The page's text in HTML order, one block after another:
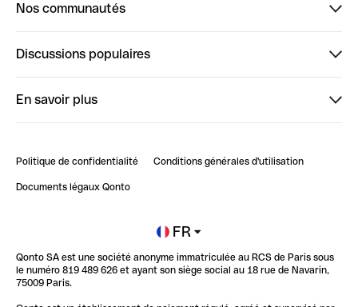
Nos communautés
ClubQonto
Discussions populaires
Impact de l'IA sur les carrières/productivité
En savoir plus
Blog
Newsroom
Glossaire finance
Politique de confidentialité Conditions générales d'utilisation
Documents légaux Qonto
FR
Qonto SA est une société anonyme immatriculée au RCS de Paris sous
le numéro 819 489 626 et ayant son siège social au 18 rue de Navarin,
75009 Paris.